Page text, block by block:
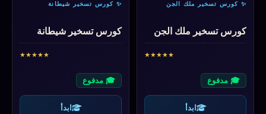
✨ كورس تسخير ملك الجن
كورس تسخير ملك الجن
★
★
★
★
★
🎓 مدفوع
ابدأ
✨ كورس تسخير شيطانة
كورس تسخير شيطانة
★
★
★
★
★
🎓 مدفوع
ابدأ